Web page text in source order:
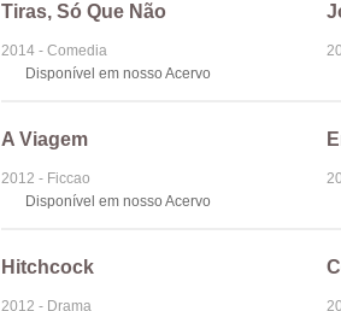
Tiras, Só Que Não
2014 - Comedia
Disponível em nosso Acervo
A Viagem
2012 - Ficcao
Disponível em nosso Acervo
Hitchcock
2012 - Drama